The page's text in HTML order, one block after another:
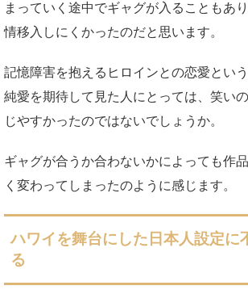
まっていく途中でギャグが入ることもあ
情移入しにくかったのだと思います。
記憶障害を抱えるヒロインとの恋愛とい
純愛を期待して見た人にとっては、笑い
じやすかったのではないでしょうか。
ギャグが合うか合わないかによっても作
く変わってしまったのように感じます。
ハワイを舞台にした日本人設定に
る